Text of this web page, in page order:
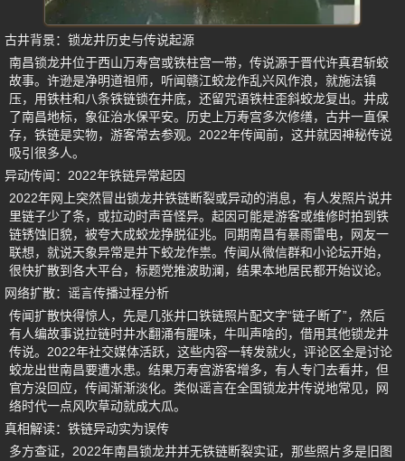
古井背景：锁龙井历史与传说起源
南昌锁龙井位于西山万寿宫或铁柱宫一带，传说源于晋代许真君斩蛟
故事。许逊是净明道祖师，听闻赣江蛟龙作乱兴风作浪，就施法镇
压，用铁柱和八条铁链锁在井底，还留咒语铁柱歪斜蛟龙复出。井成
了南昌地标，象征治水保平安。历史上万寿宫多次修缮，古井一直保
存，铁链是实物，游客常去参观。2022年传闻前，这井就因神秘传说
吸引很多人。
异动传闻：2022年铁链异常起因
2022年网上突然冒出锁龙井铁链断裂或异动的消息，有人发照片说井
里链子少了条，或拉动时声音怪异。起因可能是游客或维修时拍到铁
链锈蚀旧貌，被夸大成蛟龙挣脱征兆。同期南昌有暴雨雷电，网友一
联想，就说天象异常是井下蛟龙作祟。传闻从微信群和小论坛开始，
很快扩散到各大平台，标题党推波助澜，结果本地居民都开始议论。
网络扩散：谣言传播过程分析
传闻扩散快得惊人，先是几张井口铁链照片配文字“链子断了”，然后
有人编故事说拉链时井水翻涌有腥味，牛叫声啥的，借用其他锁龙井
传说。2022年社交媒体活跃，这些内容一转发就火，评论区全是讨论
蛟龙出世南昌要遭水患。结果万寿宫游客增多，有人专门去看井，但
官方没回应，传闻渐渐淡化。类似谣言在全国锁龙井传说地常见，网
络时代一点风吹草动就成大瓜。
真相解读：铁链异动实为误传
多方查证，2022年南昌锁龙井并无铁链断裂实证，那些照片多是旧图